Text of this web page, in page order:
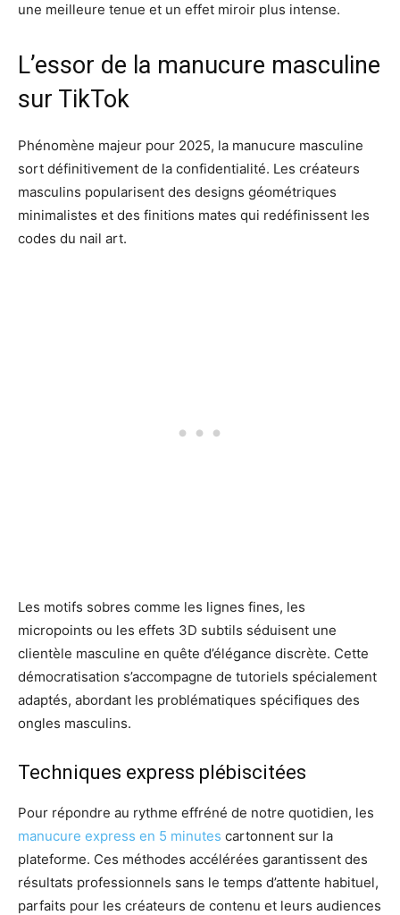
une meilleure tenue et un effet miroir plus intense.
L’essor de la manucure masculine
sur TikTok
Phénomène majeur pour 2025, la manucure masculine
sort définitivement de la confidentialité. Les créateurs
masculins popularisent des designs géométriques
minimalistes et des finitions mates qui redéfinissent les
codes du nail art.
Les motifs sobres comme les lignes fines, les
micropoints ou les effets 3D subtils séduisent une
clientèle masculine en quête d’élégance discrète. Cette
démocratisation s’accompagne de tutoriels spécialement
adaptés, abordant les problématiques spécifiques des
ongles masculins.
Techniques express plébiscitées
Pour répondre au rythme effréné de notre quotidien, les
manucure express en 5 minutes cartonnent sur la
plateforme. Ces méthodes accélérées garantissent des
résultats professionnels sans le temps d’attente habituel,
parfaits pour les créateurs de contenu et leurs audiences